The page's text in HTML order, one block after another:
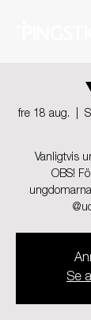
fre 18 aug.
Vanligtvis
OBS!
Se